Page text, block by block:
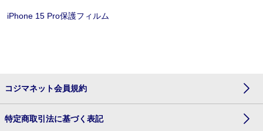
iPhone 15 Pro保護フィルム
コジマネット会員規約
特定商取引法に基づく表記